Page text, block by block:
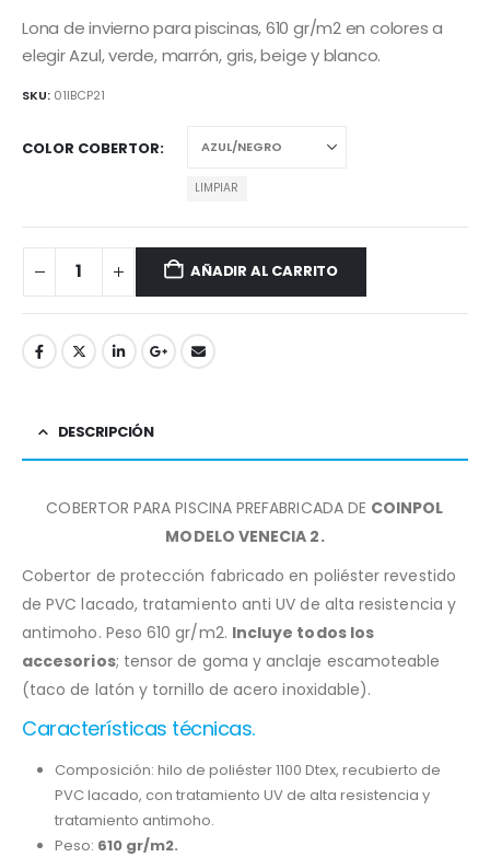
Lona de invierno para piscinas, 610 gr/m2 en colores a
elegir Azul, verde, marrón, gris, beige y blanco.
SKU: 01IBCP21
COLOR COBERTOR
LIMPIAR
AÑADIR AL CARRITO
DESCRIPCIÓN
COBERTOR PARA PISCINA PREFABRICADA DE COINPOL
MODELO VENECIA 2.
Cobertor de protección fabricado en poliéster revestido
de PVC lacado, tratamiento anti UV de alta resistencia y
antimoho. Peso 610 gr/m2. Incluye todos los
accesorios; tensor de goma y anclaje escamoteable
(taco de latón y tornillo de acero inoxidable).
Características técnicas.
Composición: hilo de poliéster 1100 Dtex, recubierto de
PVC lacado, con tratamiento UV de alta resistencia y
tratamiento antimoho.
Peso: 610 gr/m2.